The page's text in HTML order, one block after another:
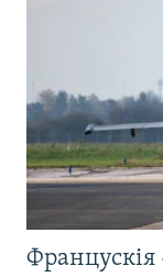
Францускія